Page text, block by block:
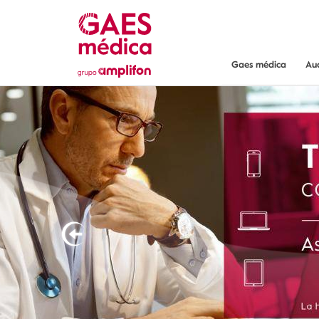
Gaes médica
Gaes médica
¿Dónde
Servicios y